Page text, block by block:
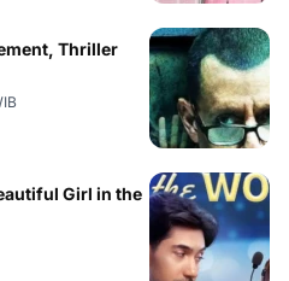
Thriller
Girl in the